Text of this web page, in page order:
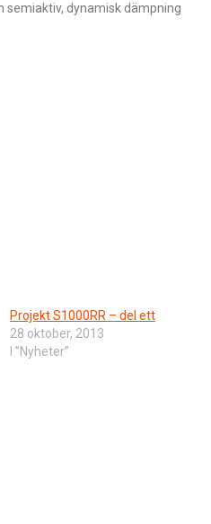
semiaktiv, dynamisk dämpning
Projekt S1000RR – del ett
28 oktober, 2013
I ”Nyheter”